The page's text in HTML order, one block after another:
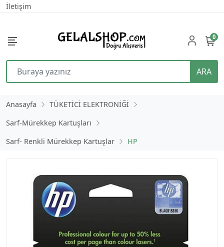
İletişim
ARA
0
Anasayfa
TÜKETİCİ ELEKTRONİĞİ
Sarf-Mürekkep Kartuşları
Sarf- Renkli Mürekkep Kartuşlar
HP